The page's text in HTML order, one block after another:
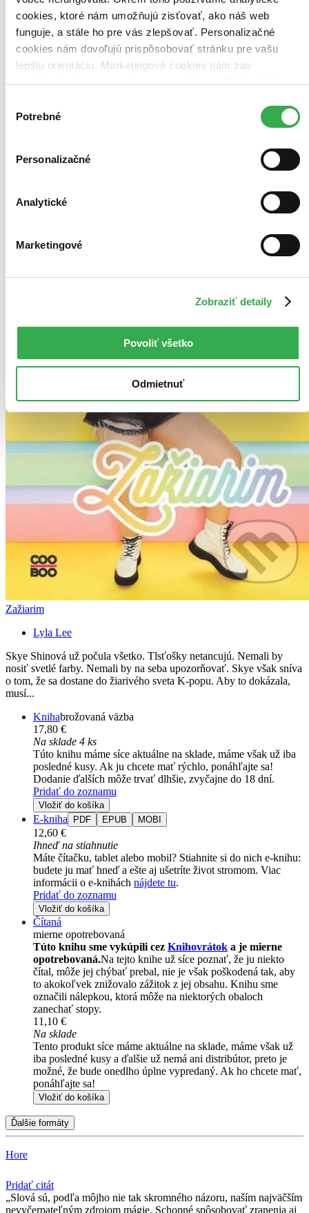
cookies, ktoré nám umožňujú zisťovať, ako náš web
funguje, a stále ho pre vás zlepšovať. Personalizačné
cookies nám dovoľujú prispôsobovať stránku pre vašu
lepšiu orientáciu. Marketingové cookies nám zas
umožňujú zobrazenie relevantnej reklamy. Niektoré údaje
keby sme mohli používať všetky tieto cookies. Ďakujeme!
súhlasu
Potrebné
Personalizačné
Analytické
Marketingové
Zobraziť detaily
Povoliť všetko
Odmietnuť
Bestsellery
Top hodnotené
Novinky
Zažiarim
Lyla Lee
Skye Shinová už počula všetko. Tlsťošky netancujú. Nemali by
nosiť svetlé farby. Nemali by na seba upozorňovať. Skye však sníva
o tom, že sa dostane do žiarivého sveta K-popu. Aby to dokázala,
musí...
Knihabrožovaná väzba
17,80 €
Na sklade 4 ks
Túto knihu máme síce aktuálne na sklade, máme však už iba
posledné kusy. Ak ju chcete mať rýchlo, ponáhľajte sa!
Dodanie ďalších môže trvať dlhšie, zvyčajne do 18 dní.
Pridať do zoznamu
Vložiť do košíka
E-kniha PDF EPUB MOBI
12,60 €
Ihneď na stiahnutie
Máte čítačku, tablet alebo mobil? Stiahnite si do nich e-knihu:
budete ju mať hneď a ešte aj ušetríte život stromom. Viac
informácii o e-knihách nájdete tu.
Pridať do zoznamu
Vložiť do košíka
Čítaná
mierne opotrebovaná
Túto knihu sme vykúpili cez Knihovrátok a je mierne
opotrebovaná.Na tejto knihe už síce poznať, že ju niekto
čítal, môže jej chýbať prebal, nie je však poškodená tak, aby
to akokoľvek znižovalo zážitok z jej obsahu. Knihu sme
označili nálepkou, ktorá môže na niektorých obaloch
zanechať stopy.
11,10 €
Na sklade
Tento produkt síce máme aktuálne na sklade, máme však už
iba posledné kusy a ďalšie už nemá ani distribútor, preto je
možné, že bude onedlho úplne vypredaný. Ak ho chcete mať,
ponáhľajte sa!
Vložiť do košíka
Ďalšie formáty
Hore
Pridať citát
Slová sú, podľa môjho nie tak skromného názoru, naším najväčším
nevyčerpateľným zdrojom mágie. Schopné spôsobovať zranenia aj